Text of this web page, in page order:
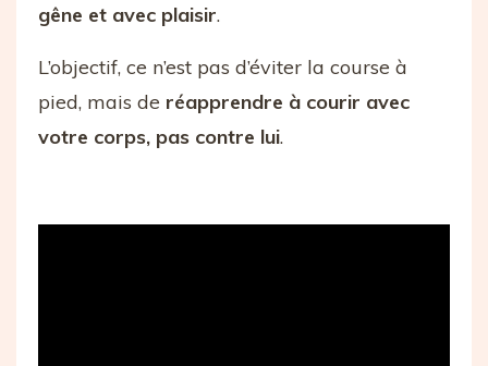
gêne et avec plaisir.
L’objectif, ce n’est pas d’éviter la course à
pied, mais de réapprendre à courir avec
votre corps, pas contre lui.